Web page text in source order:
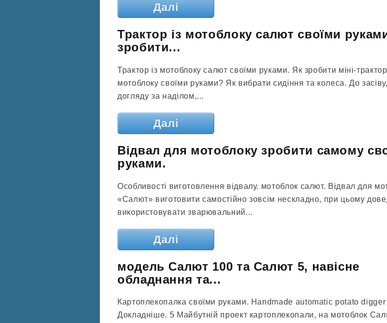
Далі
Трактор із мотоблоку салют своїми
зробити...
Трактор із мотоблоку салют своїми руками. Як зробити міні-трактор
мотоблоку своїми руками? Як вибрати сидіння та колеса. До засіву,
догляду за наділом,...
Далі
Відвал для мотоблоку зробити самому
руками.
Особливості виготовлення відвалу. мотоблок салют. Відвал для
«Салют» виготовити самостійно зовсім нескладно, при цьому
використовувати зварювальний...
Далі
модель Салют 100 та Салют 5, навісне
обладнання та...
Картоплекопалка своїми руками. Handmade automatic potato digger
Докладніше. 5 Майбутній проект картоплекопали, на мотоблок